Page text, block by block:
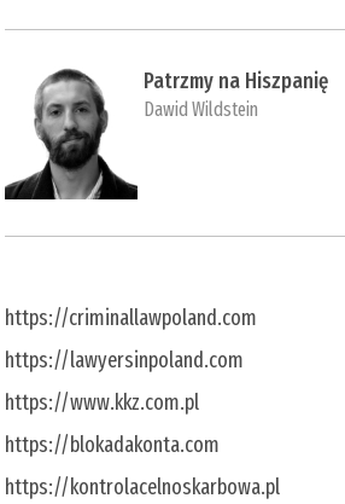
Patrzmy na Hiszpanię
Dawid Wildstein
https://criminallawpoland.com
https://lawyersinpoland.com
https://www.kkz.com.pl
https://blokadakonta.com
https://kontrolacelnoskarbowa.pl